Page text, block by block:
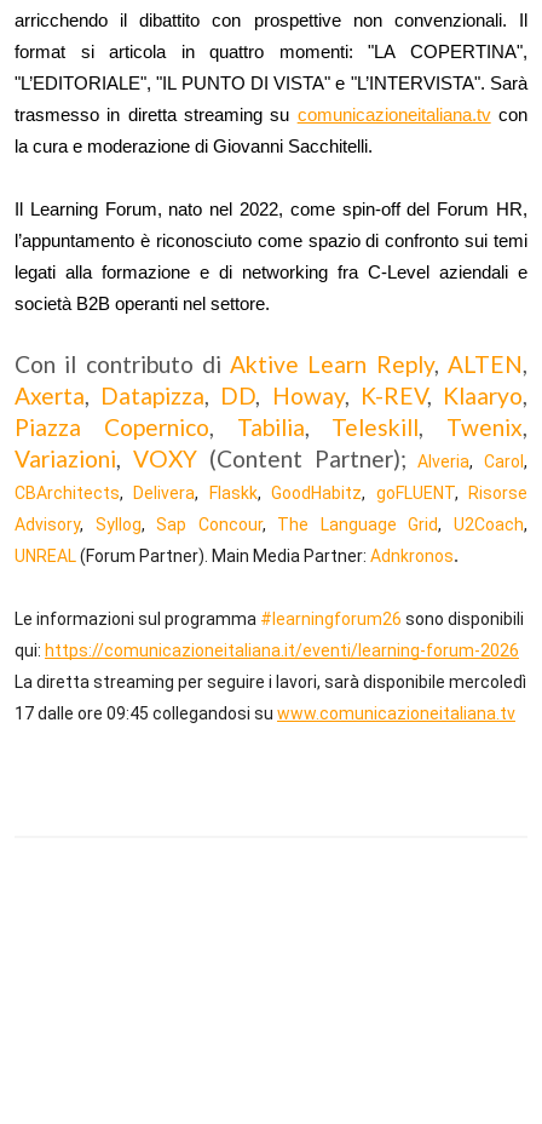
arricchendo il dibattito con prospettive non convenzionali. Il
format si articola in quattro momenti: "LA COPERTINA",
"L’EDITORIALE", "IL PUNTO DI VISTA" e "L’INTERVISTA". Sarà
trasmesso in diretta streaming su comunicazioneitaliana.tv con
la cura e moderazione di Giovanni Sacchitelli.
Il Learning Forum, nato nel 2022, come spin-off del Forum HR,
l’appuntamento è riconosciuto come spazio di confronto sui temi
legati alla formazione e di networking fra C-Level aziendali e
società B2B operanti nel settore.
Con il contributo diAktive Learn Reply,ALTEN,
Axerta, Datapizza, DD, Howay, K-REV, Klaaryo,
Piazza Copernico, Tabilia, Teleskill, Twenix,
Variazioni, VOXY (Content Partner); Alveria, Carol
CBArchitects, Delivera, Flaskk, GoodHabitz, goFLUENT,
Risorse
Advisory, Syllog, Sap Concour, The Language Grid, U2Coach
UNREAL (Forum Partner). Main Media Partner: Adnkronos.
Le informazioni sul programma # learningforum26 sono disponibili
qui: https://comunicazioneitaliana.it/eventi/learning-forum-2026
La diretta streaming per seguire i lavori, sarà disponibile mercoledì
17 dalle ore 09:45 collegandosi su www.comunicazioneitaliana.tv